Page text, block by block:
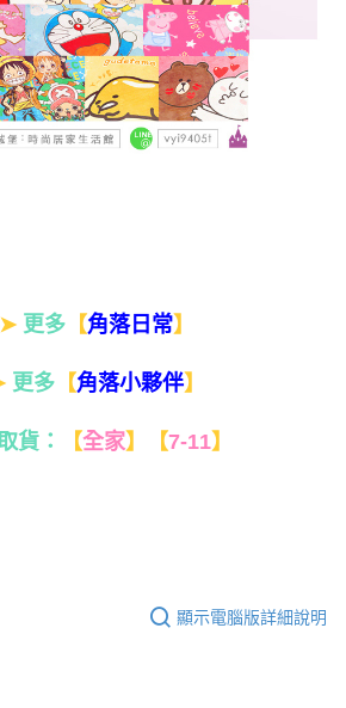
更多【角落日常】
更多【角落小夥伴】
貨： 【全家】 【7-11】
顯示電腦版詳細說明